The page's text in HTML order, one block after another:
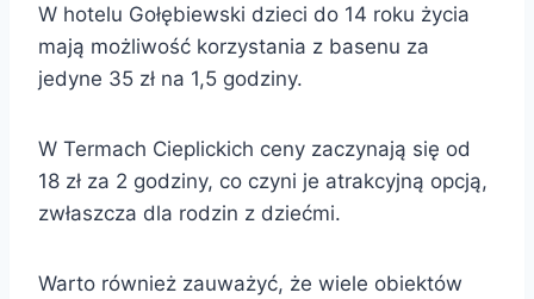
W hotelu Gołębiewski dzieci do 14 roku życia
mają możliwość korzystania z basenu za
jedyne 35 zł na 1,5 godziny.
W Termach Cieplickich ceny zaczynają się od
18 zł za 2 godziny, co czyni je atrakcyjną opcją,
zwłaszcza dla rodzin z dziećmi.
Warto również zauważyć, że wiele obiektów